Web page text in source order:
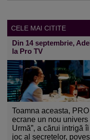
CELE MAI CITITE
Din 14 septembrie,
la Pro TV
Toamna aceasta,
ecrane un nou
Urmă”, a cărui intrigă
joc al secretelor,